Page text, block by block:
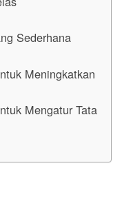
Sederhana
Meningkatkan
Mengatur Tata